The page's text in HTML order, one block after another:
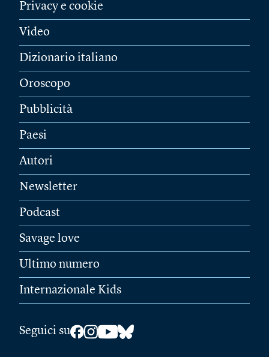
Privacy e cookie
Video
Dizionario italiano
Oroscopo
Pubblicità
Paesi
Autori
Newsletter
Podcast
Savage love
Ultimo numero
Internazionale Kids
Seguici su